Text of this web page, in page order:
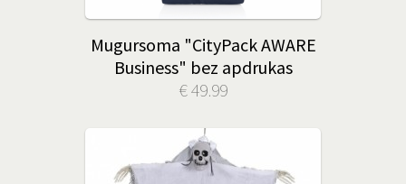
Mugursoma "CityPack AWARE
Business" bez apdrukas
€ 49.99